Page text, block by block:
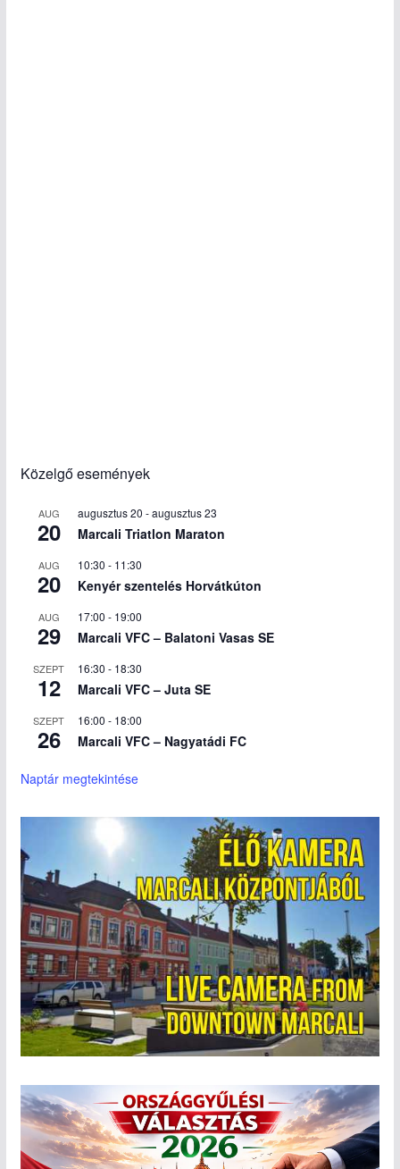
Közelgő események
AUG
20
augusztus 20 -augusztus 23
Marcali Triatlon Maraton
AUG
20
10:30 - 11:30
Kenyér szentelés Horvátkúton
AUG
29
17:00 - 19:00
Marcali VFC – Balatoni Vasas SE
SZEPT
12
16:30 - 18:30
Marcali VFC – Juta SE
SZEPT
26
16:00 - 18:00
Marcali VFC – Nagyatádi FC
Naptár megtekintése